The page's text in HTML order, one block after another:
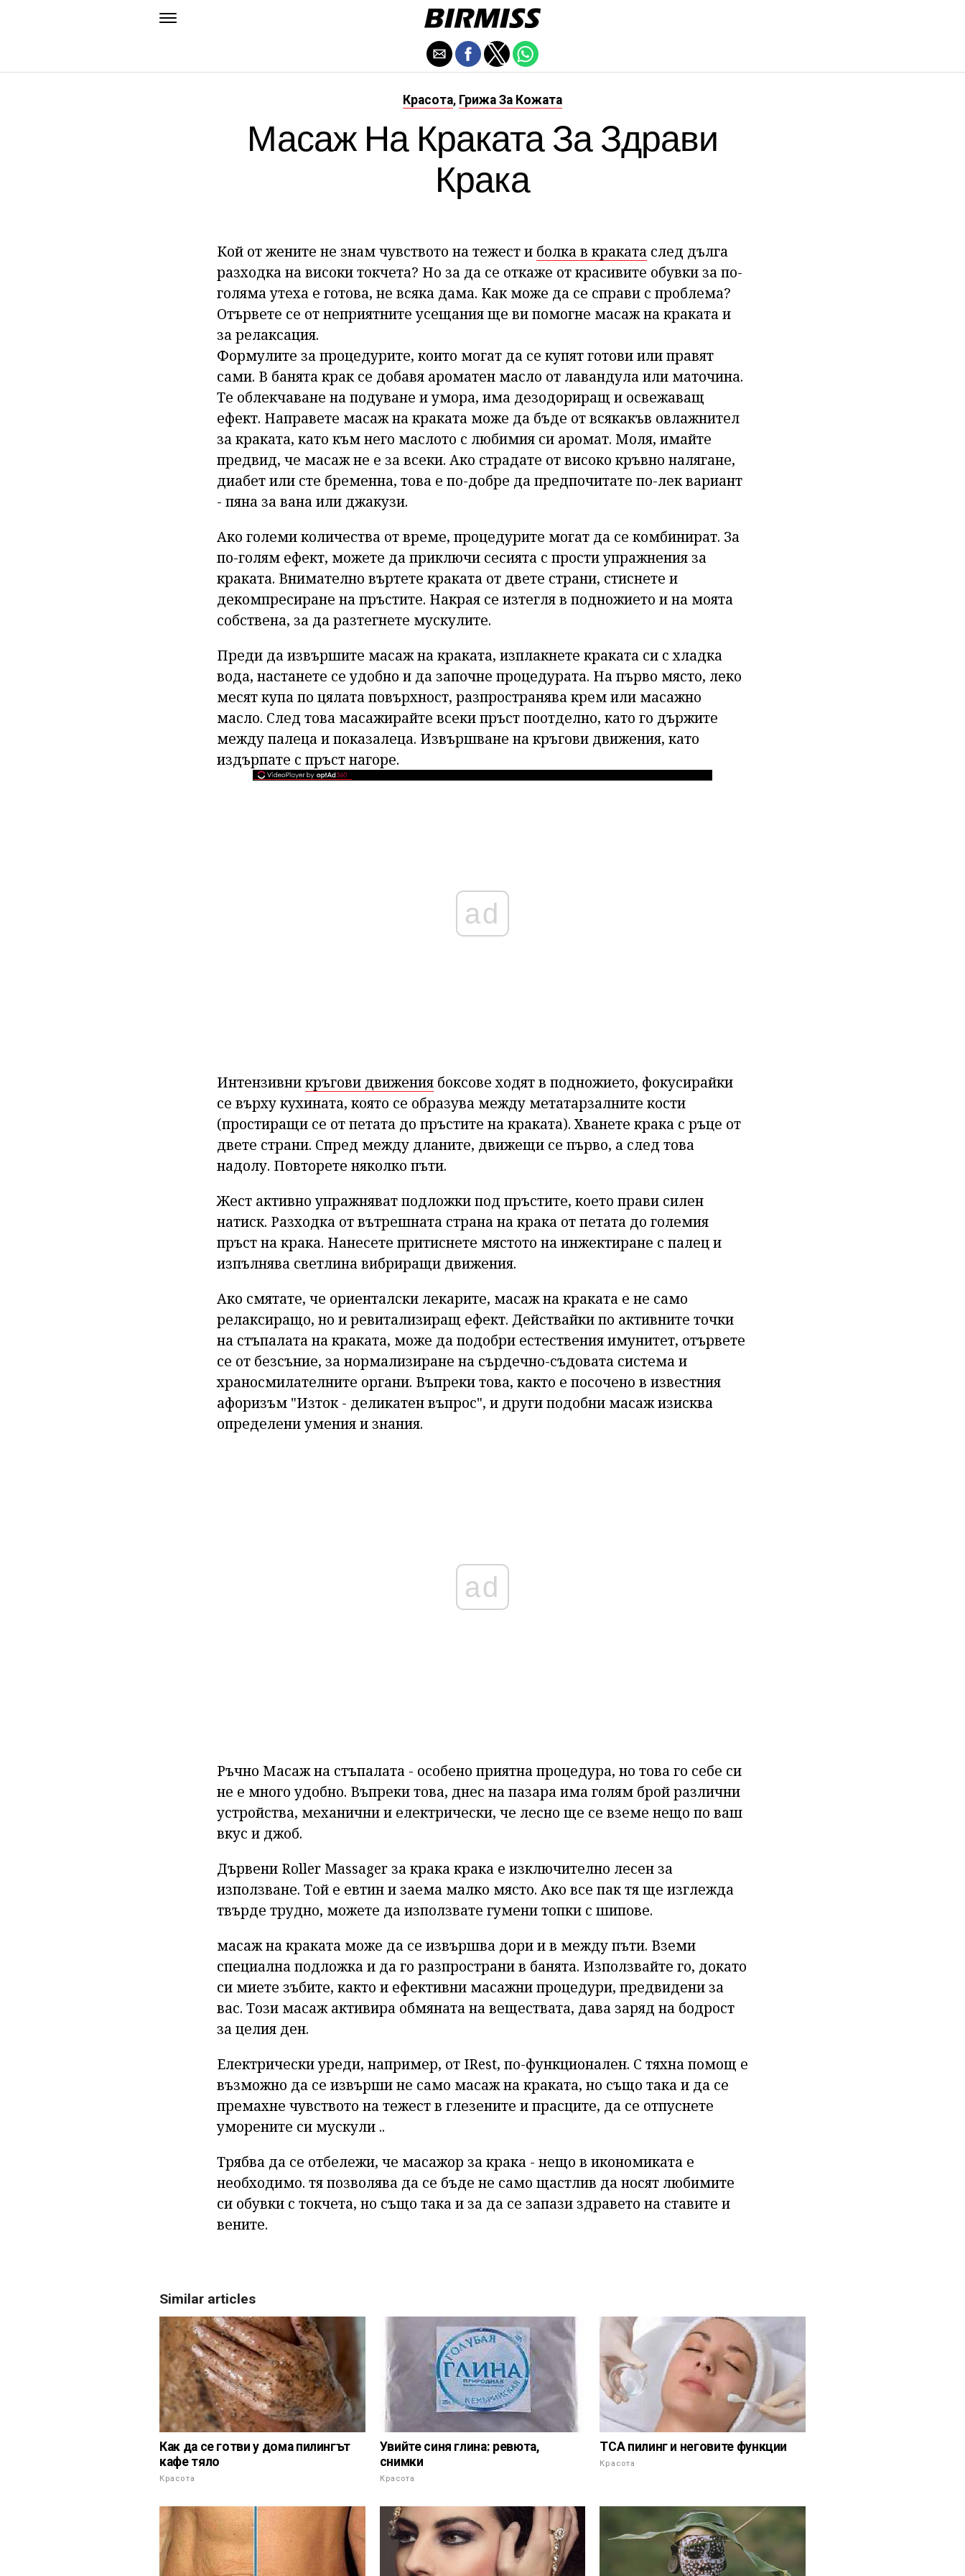
Красота, Грижа За Кожата
Масаж На Краката За Здрави
Крака
Кой от жените не знам чувството на тежест и болка в краката след дълга
разходка на високи токчета? Но за да се откаже от красивите обувки за по-
голяма утеха е готова, не всяка дама. Как може да се справи с проблема?
Отървете се от неприятните усещания ще ви помогне масаж на краката и
за релаксация.
Формулите за процедурите, които могат да се купят готови или правят
сами. В банята крак се добавя ароматен масло от лавандула или маточина.
Те облекчаване на подуване и умора, има дезодориращ и освежаващ
ефект. Направете масаж на краката може да бъде от всякакъв овлажнител
за краката, като към него маслото с любимия си аромат. Моля, имайте
предвид, че масаж не е за всеки. Ако страдате от високо кръвно налягане,
диабет или сте бременна, това е по-добре да предпочитате по-лек вариант
- пяна за вана или джакузи.
Ако големи количества от време, процедурите могат да се комбинират. За
по-голям ефект, можете да приключи сесията с прости упражнения за
краката. Внимателно въртете краката от двете страни, стиснете и
декомпресиране на пръстите. Накрая се изтегля в подножието и на моята
собствена, за да разтегнете мускулите.
Преди да извършите масаж на краката, изплакнете краката си с хладка
вода, настанете се удобно и да започне процедурата. На първо място, леко
месят купа по цялата повърхност, разпространява крем или масажно
масло. След това масажирайте всеки пръст поотделно, като го държите
между палеца и показалеца. Извършване на кръгови движения, като
издърпате с пръст нагоре.
ad
Интензивникръгови движения боксове ходят в подножието, фокусирайки
се върху кухината, която се образува между метатарзалните кости
(простиращи се от петата до пръстите на краката). Хванете крака с ръце от
двете страни. Спред между дланите, движещи се първо, а след това
надолу. Повторете няколко пъти.
Жест активно упражняват подложки под пръстите, което прави силен
натиск. Разходка от вътрешната страна на крака от петата до големия
пръст на крака. Нанесете притиснете мястото на инжектиране с палец и
изпълнява светлина вибриращи движения.
Ако смятате, че ориенталски лекарите, масаж на краката е не само
релаксиращо, но и ревитализиращ ефект. Действайки по активните точки
на стъпалата на краката, може да подобри естествения имунитет, отървете
се от безсъние, за нормализиране на сърдечно-съдовата система и
храносмилателните органи. Въпреки това, както е посочено в известния
афоризъм "Изток - деликатен въпрос", и други подобни масаж изисква
определени умения и знания.
ad
Ръчно Масаж на стъпалата - особено приятна процедура, но това го себе си
не е много удобно. Въпреки това, днес на пазара има голям брой различни
устройства, механични и електрически, че лесно ще се вземе нещо по ваш
вкус и джоб.
Дървени Roller Massager за крака крака е изключително лесен за
използване. Той е евтин и заема малко място. Ако все пак тя ще изглежда
твърде трудно, можете да използвате гумени топки с шипове.
масаж на краката може да се извършва дори и в между пъти. Вземи
специална подложка и да го разпространи в банята. Използвайте го, докато
си миете зъбите, както и ефективни масажни процедури, предвидени за
вас. Този масаж активира обмяната на веществата, дава заряд на бодрост
за целия ден.
Електрически уреди, например, от IRest, по-функционален. С тяхна помощ е
възможно да се извърши не само масаж на краката, но също така и да се
премахне чувството на тежест в глезените и прасците, да се отпуснете
уморените си мускули ..
Трябва да се отбележи, че масажор за крака - нещо в икономиката е
необходимо. тя позволява да се бъде не само щастлив да носят любимите
си обувки с токчета, но също така и за да се запази здравето на ставите и
вените.
Similar articles
Как да се готви у дома пилингът
кафе тяло
Красота
Увийте синя глина: ревюта,
снимки
Красота
TCA пилинг и неговите функции
Красота